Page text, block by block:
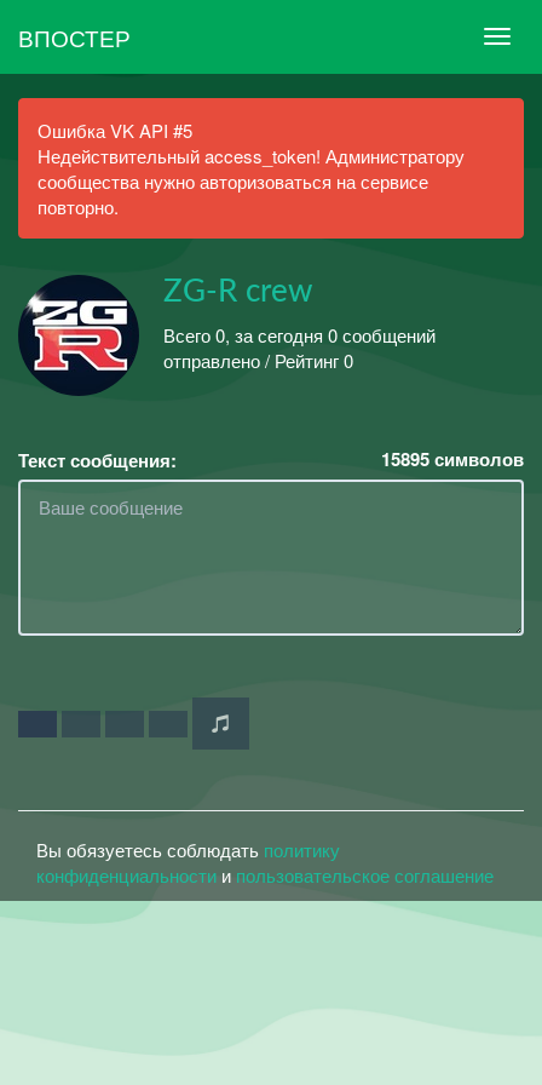
ВПОСТЕР
Ошибка VK API #5
Недействительный access_token! Администратору
сообщества нужно авторизоваться на сервисе
повторно.
ZG-R crew
Всего 0, за сегодня 0 сообщений
отправлено / Рейтинг 0
Текст сообщения: 15895символов
Вы обязуетесь соблюдать политику
конфиденциальности и пользовательское соглашение